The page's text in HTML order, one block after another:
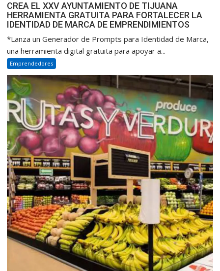
CREA EL XXV AYUNTAMIENTO DE TIJUANA
HERRAMIENTA GRATUITA PARA FORTALECER LA
IDENTIDAD DE MARCA DE EMPRENDIMIENTOS
*Lanza un Generador de Prompts para Identidad de Marca,
una herramienta digital gratuita para apoyar a...
Emprendedores